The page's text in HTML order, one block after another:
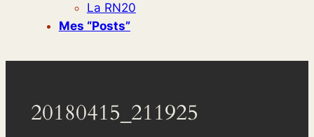
La RN20
Mes “posts”
20180415_211925